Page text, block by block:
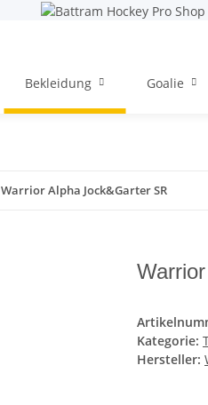
Bekleidung Goalie
Warrior Alpha Jock&Garter SR
Kategorie:
Hersteller: